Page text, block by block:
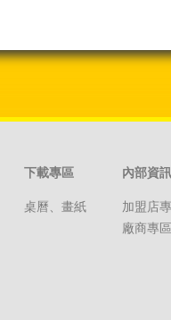
下載專區
桌曆、畫紙
內部資
加盟店
廠商專區